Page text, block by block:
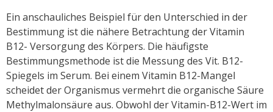
Ein anschauliches Beispiel für den Unterschied in der
Bestimmung ist die nähere Betrachtung der Vitamin
B12- Versorgung des Körpers. Die häufigste
Bestimmungsmethode ist die Messung des Vit. B12-
Spiegels im Serum. Bei einem Vitamin B12-Mangel
scheidet der Organismus vermehrt die organische Säure
Methylmalonsäure aus. Obwohl der Vitamin-B12-Wert im